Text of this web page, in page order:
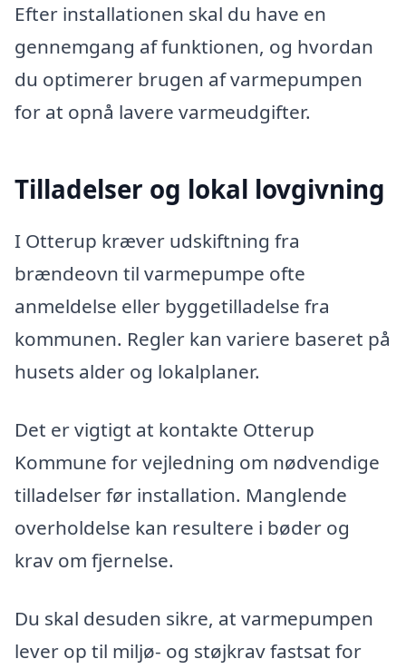
Efter installationen skal du have en
gennemgang af funktionen, og hvordan
du optimerer brugen af varmepumpen
for at opnå lavere varmeudgifter.
Tilladelser og lokal lovgivning
I Otterup kræver udskiftning fra
brændeovn til varmepumpe ofte
anmeldelse eller byggetilladelse fra
kommunen. Regler kan variere baseret på
husets alder og lokalplaner.
Det er vigtigt at kontakte Otterup
Kommune for vejledning om nødvendige
tilladelser før installation. Manglende
overholdelse kan resultere i bøder og
krav om fjernelse.
Du skal desuden sikre, at varmepumpen
lever op til miljø- og støjkrav fastsat for